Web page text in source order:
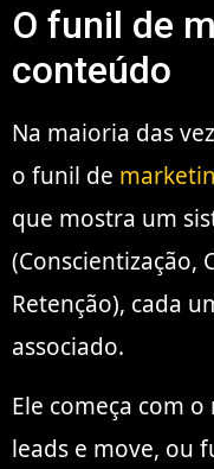
O funil de
conteúdo
Na maioria das
o funil de
que mostra um
(Conscientização,
Retenção), cada
associado.
Ele começa com
leads e move, ou